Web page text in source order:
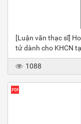
[Luận văn thạc sĩ]
tử dành cho KHCN
1088